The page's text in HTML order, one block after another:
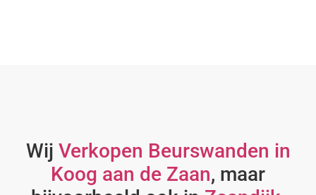
Wij Verkopen Beurswanden in
Koog aan de Zaan, maar